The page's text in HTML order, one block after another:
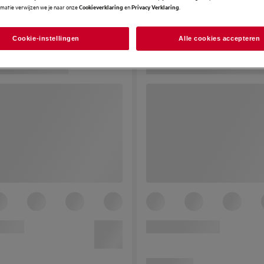
verwijzen we je naar onzeCookieverklaring enPrivacy Verklaring
Cookie-instellingen Alle cookies accepteren